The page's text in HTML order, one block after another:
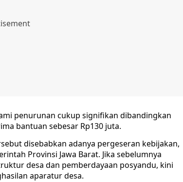
penurunan cukup signifikan dibandingkan
bantuan sebesar Rp130 juta.
disebabkan adanya pergeseran kebijakan,
Provinsi Jawa Barat. Jika sebelumnya
desa dan pemberdayaan posyandu, kini
aparatur desa.